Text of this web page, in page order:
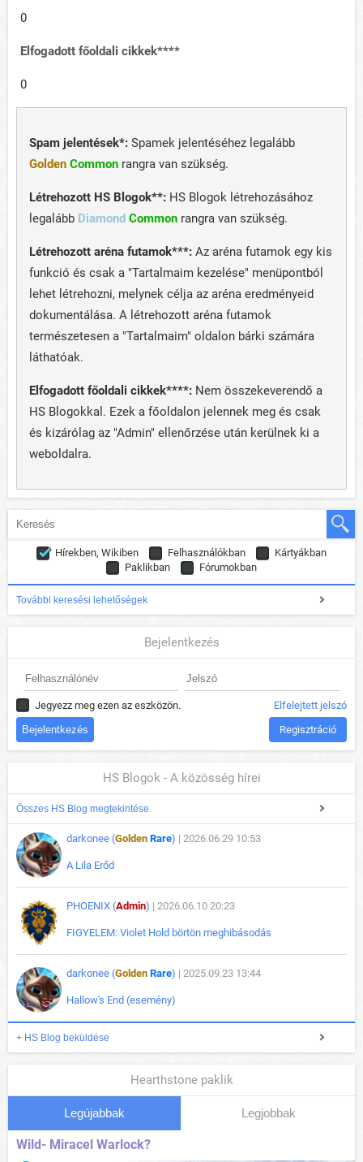
0
Elfogadott főoldali cikkek****
0
Spam jelentések*: Spamek jelentéséhez legalább
Golden Common rangra van szükség.
Létrehozott HS Blogok**: HS Blogok létrehozásához
legalább Diamond Common rangra van szükség.
Létrehozott aréna futamok***: Az aréna futamok egy kis
funkció és csak a "Tartalmaim kezelése" menüpontból
lehet létrehozni, melynek célja az aréna eredményeid
dokumentálása. A létrehozott aréna futamok
természetesen a "Tartalmaim" oldalon bárki számára
láthatóak.
Elfogadott főoldali cikkek****: Nem összekeverendő a
HS Blogokkal. Ezek a főoldalon jelennek meg és csak
és kizárólag az "Admin" ellenőrzése után kerülnek ki a
weboldalra.
Hírekben, Wikiben Felhasználókban
Kártyákban
Paklikban
Fórumokban
További keresési lehetőségek
Bejelentkezés
Jegyezz meg ezen az eszközön. Elfelejtett jelszó
Regisztráció
HS Blogok - A közösség hírei
Összes HS Blog megtekintése
darkonee (Golden Rare) | 2026.06.29 10:53
A Lila Erőd
PHOENIX (Admin) | 2026.06.10 20:23
FIGYELEM: Violet Hold börtön meghibásodás
darkonee (Golden Rare) | 2025.09.23 13:44
Hallow's End (esemény)
+ HS Blog beküldése
Hearthstone paklik
Legújabbak Legjobbak
Wild- Miracel Warlock?